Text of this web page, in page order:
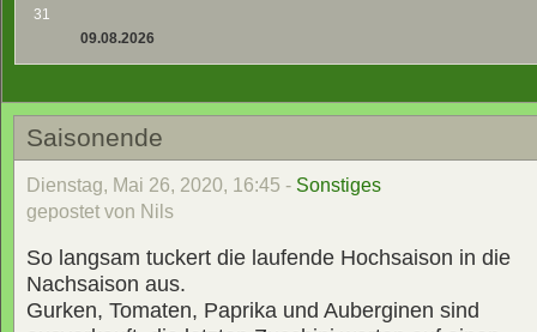
31
09.08.2026
Saisonende
Dienstag, Mai 26, 2020, 16:45 - Sonstiges
gepostet von Nils
So langsam tuckert die laufende Hochsaison in die
Nachsaison aus.
Gurken, Tomaten, Paprika und Auberginen sind